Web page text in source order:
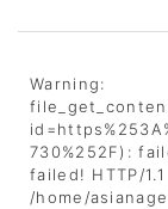
Warning:
730%252F):
failed! HTTP/
/home/